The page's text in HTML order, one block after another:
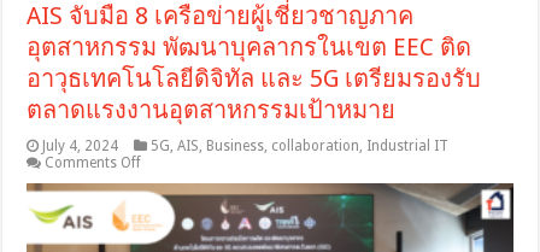
AIS จับมือ 8 เครือข่ายผู้เชี่ยวชาญภาค
อุตสาหกรรม พัฒนาบุคลากรในเขต EEC ติด
อาวุธเทคโนโลยีดิจิทัล และ 5G เตรียมรองรับ
ตลาดแรงงานอุตสาหกรรมเป้าหมาย
July 4, 2024 5G,AIS, Business, collaboration, Industrial IT
Comments Offon
จับ
มือ
8